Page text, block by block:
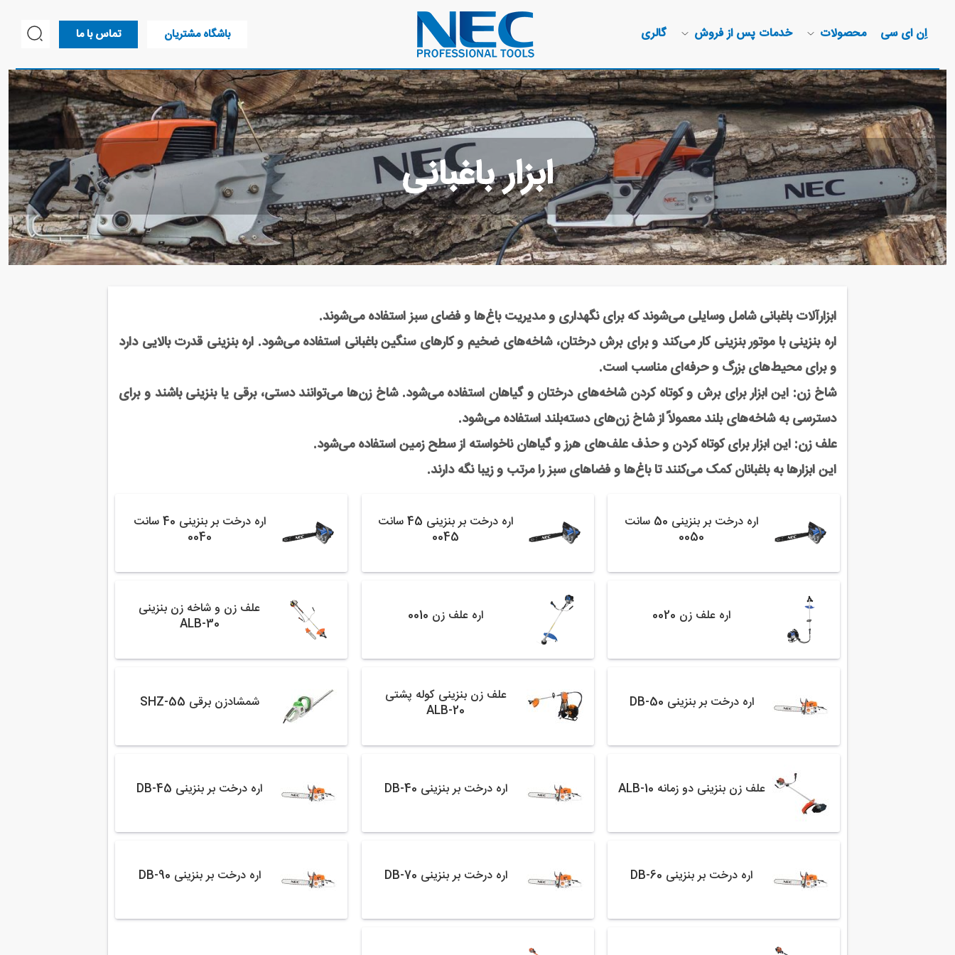
اِن ای سی محصولات خدمات پس از فروش گالری باشگاه مشتریان تماس با ما
ابزار باغبانی
ابزارآلات باغبانی شامل وسایلی می‌شوند که برای نگهداری و مدیریت باغ‌ها و فضای سبز استفاده می‌شوند.
اره بنزینی با موتور بنزینی کار می‌کند و برای برش درختان، شاخه‌های ضخیم و کارهای سنگین باغبانی استفاده می‌شود. اره بنزینی قدرت بالایی دارد
و برای محیط‌های بزرگ و حرفه‌ای مناسب است.
شاخ زن: این ابزار برای برش و کوتاه کردن شاخه‌های درختان و گیاهان استفاده می‌شود. شاخ زن‌ها می‌توانند دستی، برقی یا بنزینی باشند و برای
دسترسی به شاخه‌های بلند معمولاً از شاخ زن‌های دسته‌بلند استفاده می‌شود.
علف زن: این ابزار برای کوتاه کردن و حذف علف‌های هرز و گیاهان ناخواسته از سطح زمین استفاده می‌شود.
این ابزارها به باغبانان کمک می‌کنند تا باغ‌ها و فضاهای سبز را مرتب و زیبا نگه دارند.
اره درخت بر بنزینی 50 سانت
0050
اره درخت بر بنزینی 45 سانت
0045
اره درخت بر بنزینی 40 سانت
0040
اره علف زن 0020 اره علف زن 0010
علف زن و شاخه زن بنزینی
ALB-30
اره درخت بر بنزینی DB-50
علف زن بنزینی کوله پشتی
ALB-20
شمشادزن برقی SHZ-55
علف زن بنزینی دو زمانه ALB-10 اره درخت بر بنزینی DB-40 اره درخت بر بنزینی DB-45
اره درخت بر بنزینی DB-60 اره درخت بر بنزینی DB-70 اره درخت بر بنزینی DB-90